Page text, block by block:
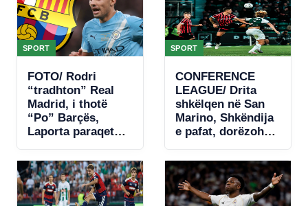
SPORT
FOTO/ Rodri
“tradhton” Real
Madrid, i thotë
“Po” Barçës,
Laporta paraqet
zyrtare
SPORT
CONFERENCE
LEAGUE/ Drita
shkëlqen në San
Marino, Shkëndija
e pafat, dorëzohet